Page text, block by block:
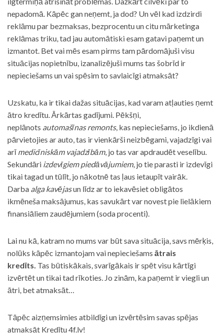
nepadomā. Kāpēc gan neņemt, ja dod? Un vēl kad izdzirdi
reklāmu par bezmaksas, bezprocentu un citu mārketinga
reklāmas triku, tad jau automātiski esam gatavi paņemt un
izmantot. Bet vai mēs esam pirms tam pārdomājuši visu
situācijas nopietnību, izanalizējuši mums tas šobrīd ir
nepieciešams un vai spēsim to savlaicīgi atmaksāt?
Uzskatu, ka ir tikai dažas situācijas, kad varam atļauties ņemt
ātro kredītu. Ārkārtas gadījumi. Pēkšņi,
neplānots automašīnas remonts, kas nepieciešams, jo ikdienā
pārvietojies ar auto, tas ir vienkārši neizbēgami, vajadzīgi vai
arīmedicīniskām vajadzībām, jo tas var apdraudēt veselību.
Sekundāri izdevīgiem piedāvājumiem, jo tie parasti ir izdevīgi
tikai tagad un tūlīt, jo nākotnē tas ļaus ietaupīt vairāk.
Darba alga kavējasun līdz ar to iekavēsiet obligātos
ikmēneša maksājumus, kas savukārt var novest pie lielākiem
finansiāliem zaudējumiem (soda procenti).
Lai nu kā, katram no mums var būt sava situācija, savs mērķis,
nolūks kāpēc izmantojam vai nepieciešams ātrais
kredīts. Tas būtiskākais, svarīgākais ir spēt visu kārtīgi
izvērtēt un tikai tad rīkoties. Jo zinām, ka paņemt ir viegli un
ātri, bet atmaksāt…
Tāpēc aizņemsimies atbildīgi un izvērtēsim savas spējas
atmaksāt Kredītu 4f.lv!